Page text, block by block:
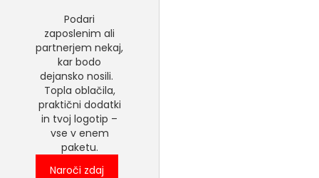
Podari
zaposlenim ali
partnerjem nekaj,
kar bodo
dejansko nosili.
Topla oblačila,
praktični dodatki
in tvoj logotip –
vse v enem
paketu.
Naroči zdaj